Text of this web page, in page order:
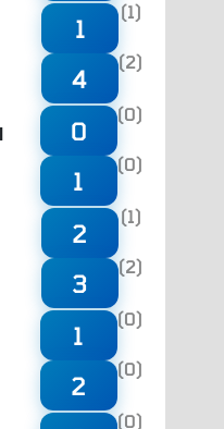
1
(1)
4
(2)
0
(0)
1
(0)
2
(1)
3
(2)
1
(0)
2
(0)
(0)